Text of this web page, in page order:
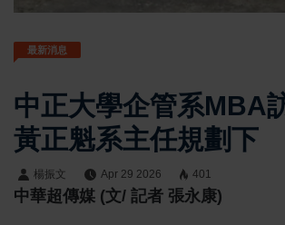
最新消息
中正大學企管系MBA
黃正魁系主任規劃下
教授帶隊參訪井上酒造
社 社長井上百合親自
楊振文 Apr 29 2026 401
中華超傳媒 (文/ 記者 張永康)